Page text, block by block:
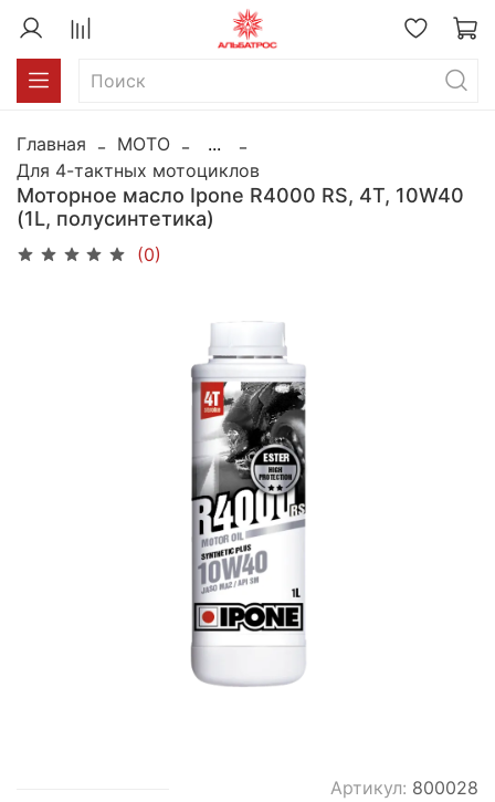
Главная MOTO
...
Для 4-тактных мотоциклов
Моторное масло Ipone R4000 RS, 4Т, 10W40
(1L, полусинтетика)
(0)
Артикул: 800028